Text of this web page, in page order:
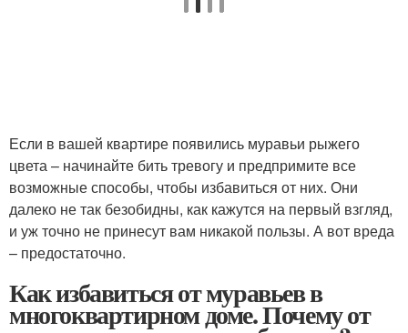
Если в вашей квартире появились муравьи рыжего
цвета – начинайте бить тревогу и предпримите все
возможные способы, чтобы избавиться от них. Они
далеко не так безобидны, как кажутся на первый взгляд,
и уж точно не принесут вам никакой пользы. А вот вреда
– предостаточно.
Как избавиться от муравьев в
многоквартирном доме. Почему от